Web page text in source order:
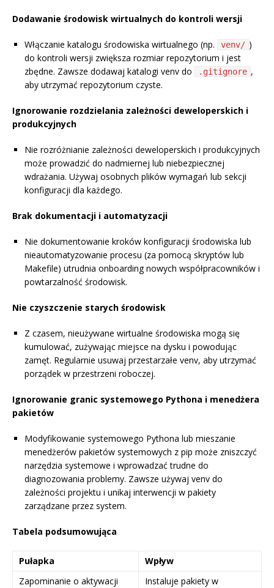
Dodawanie środowisk wirtualnych do kontroli wersji
Włączanie katalogu środowiska wirtualnego (np. venv/ )
do kontroli wersji zwiększa rozmiar repozytorium i jest
zbędne. Zawsze dodawaj katalogi venv do
.gitignore ,
aby utrzymać repozytorium czyste.
Ignorowanie rozdzielania zależności deweloperskich i
produkcyjnych
Nie rozróżnianie zależności deweloperskich i produkcyjnych
może prowadzić do nadmiernej lub niebezpiecznej
wdrażania. Używaj osobnych plików wymagań lub sekcji
konfiguracji dla każdego.
Brak dokumentacji i automatyzacji
Nie dokumentowanie kroków konfiguracji środowiska lub
nieautomatyzowanie procesu (za pomocą skryptów lub
Makefile) utrudnia onboarding nowych współpracowników i
powtarzalność środowisk.
Nie czyszczenie starych środowisk
Z czasem, nieużywane wirtualne środowiska mogą się
kumulować, zużywając miejsce na dysku i powodując
zamęt. Regularnie usuwaj przestarzałe venv, aby utrzymać
porządek w przestrzeni roboczej.
Ignorowanie granic systemowego Pythona i menedżera
pakietów
Modyfikowanie systemowego Pythona lub mieszanie
menedżerów pakietów systemowych z pip może zniszczyć
narzędzia systemowe i wprowadzać trudne do
diagnozowania problemy. Zawsze używaj venv do
zależności projektu i unikaj interwencji w pakiety
zarządzane przez system.
Tabela podsumowująca
Pułapka
Wpływ
Zapominanie o aktywacji
Instaluje pakiety w